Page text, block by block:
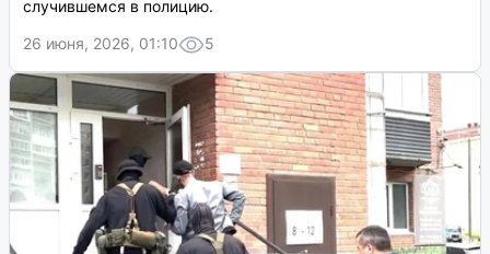
случившемся в полицию.
26 июня, 2026, 01:10
5